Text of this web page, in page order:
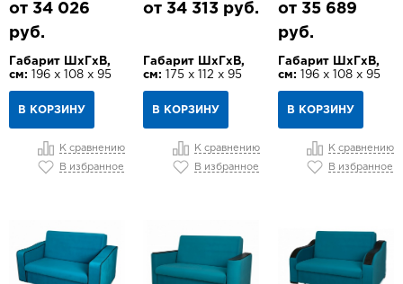
от 34 026
руб.
Габарит ШхГхВ,
см: 196 х 108 х 95
В КОРЗИНУ
К сравнению
В избранное
от 34 313 руб.
Габарит ШхГхВ,
см:
175 х 112 х 95
В КОРЗИНУ
К сравнению
В избранное
от 35 689
руб.
Габарит ШхГхВ,
см: 196 х 108 х 95
В КОРЗИНУ
К сравнению
В избранное